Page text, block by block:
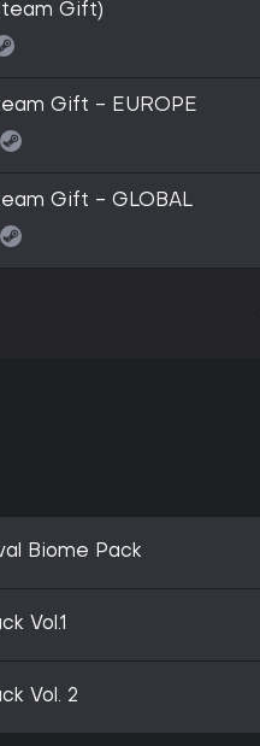
Gift)
Gift - EUROPE
Gift - GLOBAL
Biome Pack
Vol.1
Vol. 2